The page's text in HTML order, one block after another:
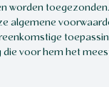
worden toegezonden.
algemene
voor hem het